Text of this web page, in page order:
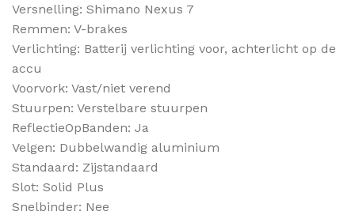
Versnelling: Shimano Nexus 7
Remmen: V-brakes
Verlichting: Batterij verlichting voor, achterlicht op de
accu
Voorvork: Vast/niet verend
Stuurpen: Verstelbare stuurpen
ReflectieOpBanden: Ja
Velgen: Dubbelwandig aluminium
Standaard: Zijstandaard
Slot: Solid Plus
Snelbinder: Nee